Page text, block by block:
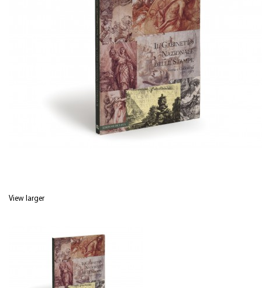
View larger